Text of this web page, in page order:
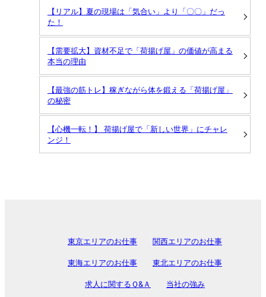
【リアル】夏の現場は「気合い」より「〇〇」だっ
た！
【需要拡大】資材不足で「荷揚げ屋」の価値が高まる
本当の理由
【最強の筋トレ】稼ぎながら体を鍛える「荷揚げ屋」
の秘密
【心機一転！】 荷揚げ屋で「新しい世界」にチャレ
ンジ！
東京エリアのお仕事 関西エリアのお仕事
東海エリアのお仕事 東北エリアのお仕事
求人に関するＱ&Ａ 当社の強み